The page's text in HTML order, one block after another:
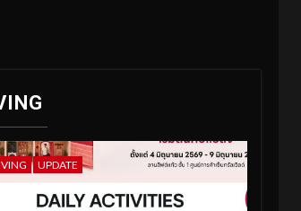
UPDATE